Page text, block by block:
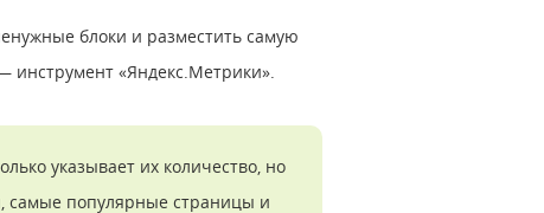
блоки и разместить самую
инструмент «Яндекс.Метрики».
указывает их количество, но
самые популярные страницы и